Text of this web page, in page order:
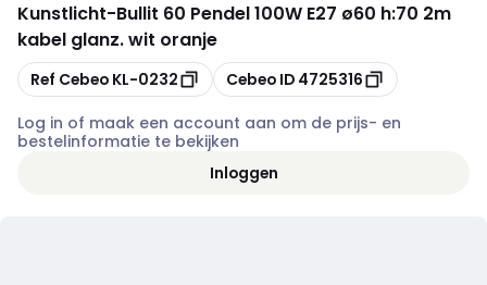
Kunstlicht-Bullit 60 Pendel 100W E27 ø60 h:70 2m
kabel glanz. wit oranje
Kopiëren
Ref Cebeo KL-0232 Kopiëren
Cebeo ID 4725316
Log in of maak een account aan om de prijs- en
bestelinformatie te bekijken
Inloggen